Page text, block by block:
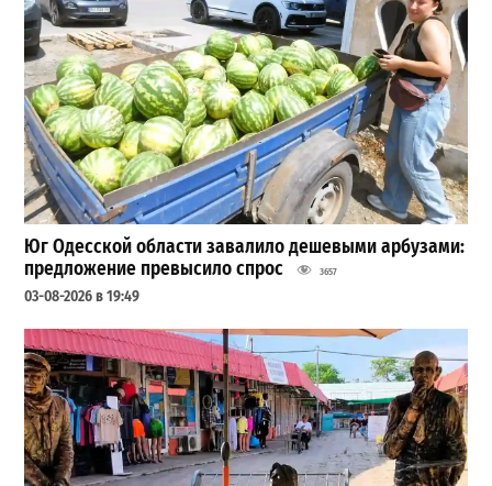
Юг Одесской области завалило дешевыми арбузами:
предложение превысило спрос
3657
03-08-2026 в 19:49